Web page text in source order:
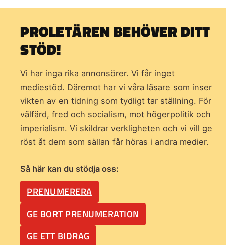
PROLETÄREN BEHÖVER DITT
STÖD!
Vi har inga rika annonsörer. Vi får inget
mediestöd. Däremot har vi våra läsare som inser
vikten av en tidning som tydligt tar ställning. För
välfärd, fred och socialism, mot högerpolitik och
imperialism. Vi skildrar verkligheten och vi vill ge
röst åt dem som sällan får höras i andra medier.
Så här kan du stödja oss:
PRENUMERERA
GE BORT PRENUMERATION
GE ETT BIDRAG